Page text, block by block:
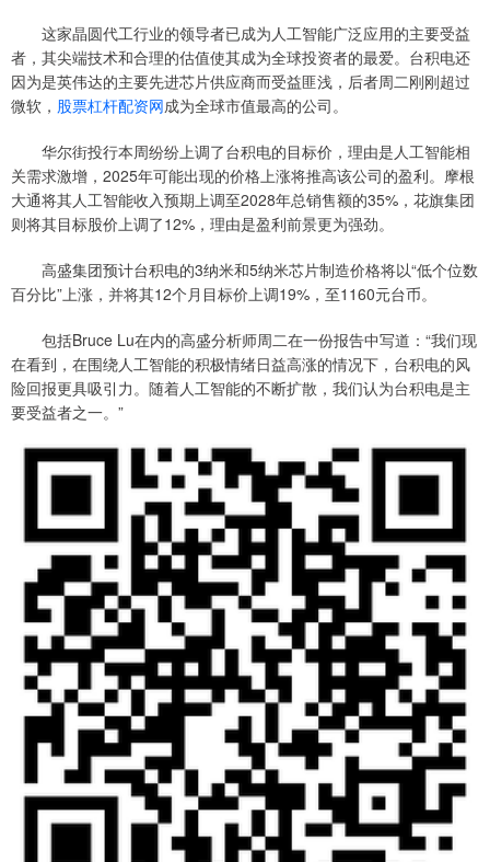
这家晶圆代工行业的领导者已成为人工智能广泛应用的主要受益
者，其尖端技术和合理的估值使其成为全球投资者的最爱。台积电还
因为是英伟达的主要先进芯片供应商而受益匪浅，后者周二刚刚超过
微软， 股票杠杆配资网成为全球市值最高的公司。
华尔街投行本周纷纷上调了台积电的目标价，理由是人工智能相
关需求激增，2025年可能出现的价格上涨将推高该公司的盈利。摩根
大通将其人工智能收入预期上调至2028年总销售额的35%，花旗集团
则将其目标股价上调了12%，理由是盈利前景更为强劲。
高盛集团预计台积电的3纳米和5纳米芯片制造价格将以“低个位数
百分比”上涨，并将其12个月目标价上调19%，至1160元台币。
包括Bruce Lu在内的高盛分析师周二在一份报告中写道：“我们现
在看到，在围绕人工智能的积极情绪日益高涨的情况下，台积电的风
险回报更具吸引力。随着人工智能的不断扩散，我们认为台积电是主
要受益者之一。”